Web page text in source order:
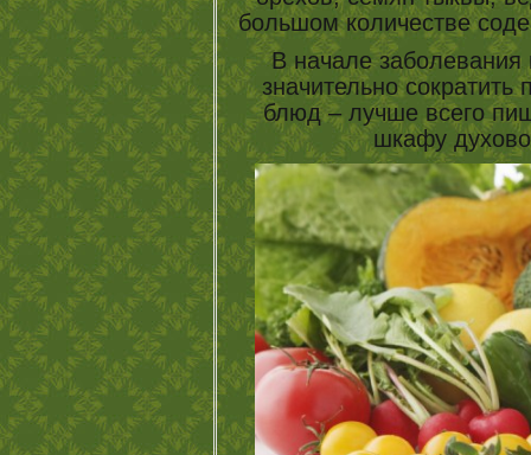
большом количестве
В начале заболевания
значительно
блюд – лучше всего
шкафу